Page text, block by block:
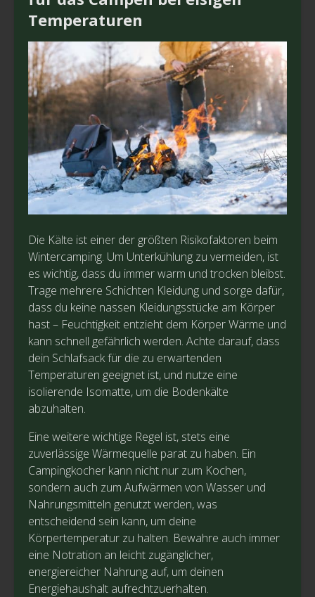
Temperaturen
Die Kälte ist einer der größten Risikofaktoren beim
Wintercamping. Um Unterkühlung zu vermeiden, ist
es wichtig, dass du immer warm und trocken bleibst.
Trage mehrere Schichten Kleidung und sorge dafür,
dass du keine nassen Kleidungsstücke am Körper
hast – Feuchtigkeit entzieht dem Körper Wärme und
kann schnell gefährlich werden. Achte darauf, dass
dein Schlafsack für die zu erwartenden
Temperaturen geeignet ist, und nutze eine
isolierende Isomatte, um die Bodenkälte
abzuhalten.
Eine weitere wichtige Regel ist, stets eine
zuverlässige Wärmequelle parat zu haben. Ein
Campingkocher kann nicht nur zum Kochen,
sondern auch zum Aufwärmen von Wasser und
Nahrungsmitteln genutzt werden, was
entscheidend sein kann, um deine
Körpertemperatur zu halten. Bewahre auch immer
eine Notration an leicht zugänglicher,
energiereicher Nahrung auf, um deinen
Energiehaushalt aufrechtzuerhalten.